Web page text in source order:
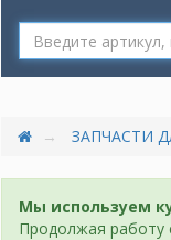
ЗАПЧАСТИ
Мы используем
Продолжая работу